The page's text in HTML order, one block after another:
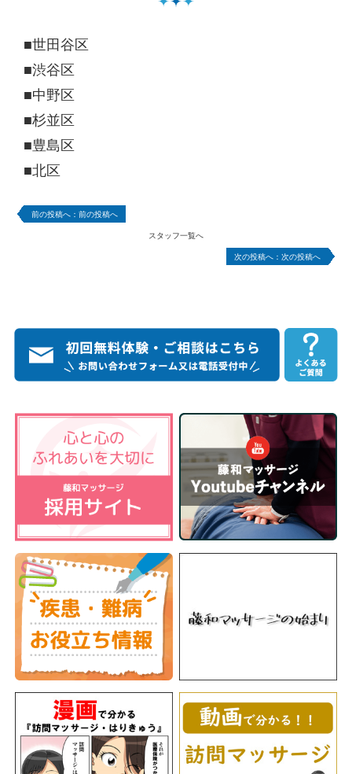
■世田谷区
■渋谷区
■中野区
■杉並区
■豊島区
■北区
前の投稿へ
スタッフ一覧へ
次の投稿へ